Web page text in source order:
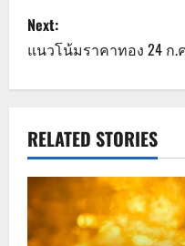
s
t
a
v
i
Next:
แนวโน้มราคาทอง 24 ก.
RELATED STORIES